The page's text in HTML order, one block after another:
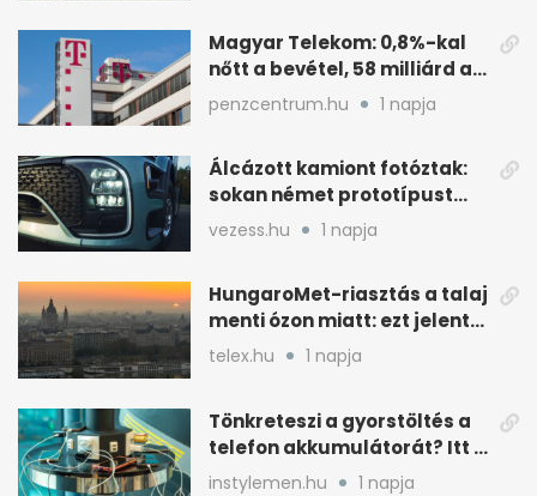
Magyar Telekom: 0,8%-kal
nőtt a bevétel, 58 milliárd a
nyereség
penzcentrum.hu 1 napja
Álcázott kamiont fotóztak:
sokan német prototípust
sejtenek mögötte
vezess.hu 1 napja
HungaroMet-riasztás a talaj
menti ózon miatt: ezt jelenti
a gyakorlatban
telex.hu 1 napja
Tönkreteszi a gyorstöltés a
telefon akkumulátorát? Itt a
válasz
instylemen.hu 1 napja